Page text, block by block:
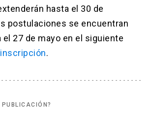
hasta el 30 de
postulaciones se encuentran
el 27 de mayo en el siguiente
.